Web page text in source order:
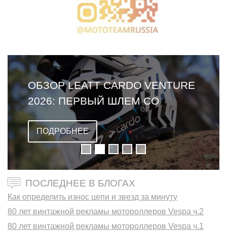
ОБЗОР LEATT CARDO VENTURE
2026: ПЕРВЫЙ ШЛЕМ СО
ВСТРОЕННОЙ ГАРНИТУРОЙ
ПОДРОБНЕЕ
ПОСЛЕДНЕЕ В БЛОГАХ
Как определить износ цепи и звезд за минуту
80 лет винтажной рекламы мотороллеров Vespa ч.2
80 лет винтажной рекламы мотороллеров Vespa ч.1